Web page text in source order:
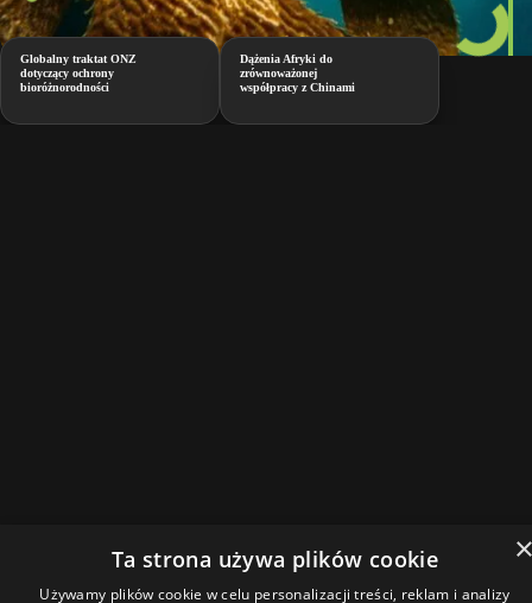
Globalny traktat ONZ
dotyczący ochrony
bioróżnorodności
Dążenia Afryki do
zrównoważonej
współpracy z Chinami
Ta strona używa plików cookie
Używamy plików cookie w celu personalizacji treści, reklam i analizy